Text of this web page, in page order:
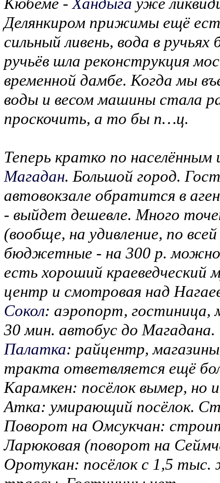
Делянкиром прижимы ещё
сильный ливень, вода в
ручьёв шла реконструкция
временной дамбе. Когда мы
воды и весом машины стала
проскочить, а то бы п…ц.
Теперь кратко по
Магадан. Большой город.
автовокзале обратится в
- выйдет дешевле. Много
(вообще, на удивление, по
бюджетные - на 300 р.
есть хороший краеведческий
центр и смотровая над
Сокол: аэропорт, гостиница,
30 мин. автобус до Магадана.
Палатка: райцентр,
тракта ответвляется ещё
Карамкен: посёлок вымер, но
Атка: умирающий посёлок.
Поворот на Омсукчан:
Ларюковая (поворот на
Оротукан: посёлок с 1,5